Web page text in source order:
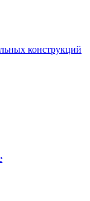
конструкций